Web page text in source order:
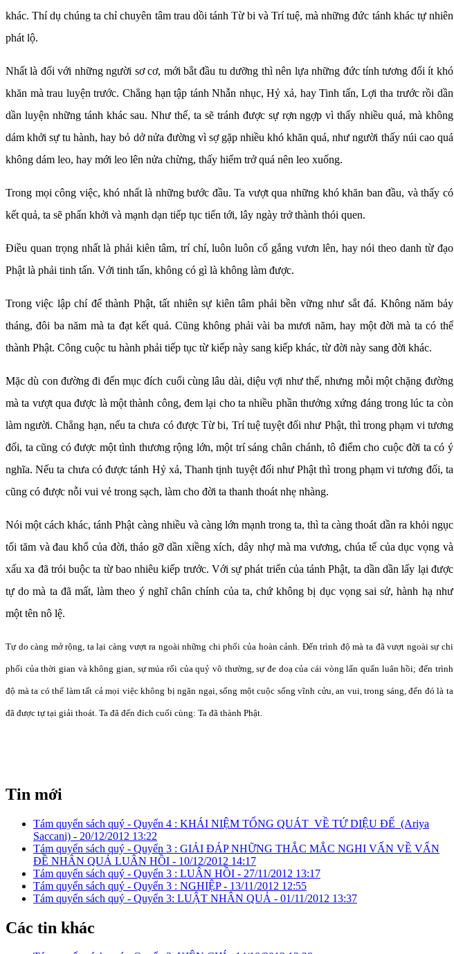
khác. Thí dụ chúng ta chỉ chuyên tâm trau dồi tánh Từ bi và Trí tuệ, mà những đức tánh khác tự nhiên
phát lộ.
Nhất là đối với những người sơ cơ, mới bắt đầu tu dưỡng thì nên lựa những đức tính tương đối ít khó
khăn mà trau luyện trước. Chẳng hạn tập tánh Nhẫn nhục, Hỷ xả, hay Tinh tấn, Lợi tha trước rồi dần
dần luyện những tánh khác sau. Như thế, ta sẽ tránh được sự rợn ngợp vì thấy nhiều quá, mà không
dám khởi sự tu hành, hay bỏ dở nửa đường vì sợ gặp nhiều khó khăn quá, như người thấy núi cao quá
không dám leo, hay mới leo lên nửa chừng, thấy hiểm trở quá nên leo xuống.
Trong mọi công việc, khó nhất là những bước đầu. Ta vượt qua những khó khăn ban đầu, và thấy có
kết quả, ta sẽ phấn khởi và mạnh dạn tiếp tục tiến tới, lây ngày trở thành thói quen.
Điều quan trọng nhất là phải kiên tâm, trí chí, luôn luôn cố gắng vươn lên, hay nói theo danh từ đạo
Phật là phải tinh tấn. Với tinh tấn, không có gì là không làm được.
Trong việc lập chí để thành Phật, tất nhiên sự kiên tâm phải bền vững như sắt đá. Không năm bảy
tháng, đôi ba năm mà ta đạt kết quả. Cũng không phải vài ba mươi năm, hay một đời mà ta có thể
thành Phật. Công cuộc tu hành phải tiếp tục từ kiếp này sang kiếp khác, từ đời này sang đời khác.
Mặc dù con đường đi đến mục đích cuối cùng lâu dài, diệu vợi như thế, nhưng mỗi một chặng đường
mà ta vượt qua được là một thành công, đem lại cho ta nhiều phần thưởng xứng đáng trong lúc ta còn
làm người. Chẳng hạn, nếu ta chưa có được Từ bi, Trí tuệ tuyệt đối như Phật, thì trong phạm vi tương
đối, ta cũng có được một tình thương rộng lớn, một trí sáng chân chánh, tô điểm cho cuộc đời ta có ý
nghĩa. Nếu ta chưa có được tánh Hỷ xả, Thanh tịnh tuyệt đối như Phật thì trong phạm vi tương đối, ta
cũng có được nỗi vui vẻ trong sạch, làm cho đời ta thanh thoát nhẹ nhàng.
Nói một cách khác, tánh Phật càng nhiều và càng lớn mạnh trong ta, thì ta càng thoát dần ra khỏi ngục
tối tăm và đau khổ của đời, tháo gỡ dần xiềng xích, dây nhợ mà ma vương, chúa tể của dục vọng và
xấu xa đã trói buộc ta từ bao nhiêu kiếp trước. Với sự phát triển của tánh Phật, ta dần dần lấy lại được
tự do mà ta đã mất, làm theo ý nghĩ chân chính của ta, chứ không bị dục vọng sai sử, hành hạ như
một tên nô lệ.
Tự do càng mở rộng, ta lại càng vượt ra ngoài những chi phối của hoàn cảnh. Đến trình độ mà ta đã vượt ngoài sự chi
phối của thời gian và không gian, sự múa rối của quỷ vô thường, sự đe doạ của cái vòng lẩn quẩn luân hồi; đến trình
độ mà ta có thể làm tất cả mọi việc không bị ngăn ngại, sống một cuộc sống vĩnh cửu, an vui, trong sáng, đến đó là ta
đã được tự tại giải thoát. Ta đã đến đích cuối cùng: Ta đã thành Phật.
Tin mới
Tám quyển sách quý - Quyển 4 : KHÁI NIỆM TỔNG QUÁT VỀ TỨ DIỆU ĐẾ (Ariya
Saccani) - 20/12/2012 13:22
Tám quyển sách quý - Quyển 3 : GIẢI ĐÁP NHỮNG THẮC MẮC NGHI VẤN VỀ VẤN
ĐỀ NHÂN QUẢ LUÂN HỒI - 10/12/2012 14:17
Tám quyển sách quý - Quyển 3 : LUÂN HỒI - 27/11/2012 13:17
Tám quyển sách quý - Quyển 3 : NGHIỆP - 13/11/2012 12:55
Tám quyển sách quý - Quyển 3: LUẬT NHÂN QUẢ - 01/11/2012 13:37
Các tin khác